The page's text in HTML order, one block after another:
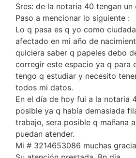
Sres: de la notaria 40 tengan un
Paso a mencionar lo siguiente :
Lo q pasa es q yo como
afectado en mi año de
quiciera saber q papeles debo
corregir este espacio ya q para
tengo q estudiar y necesito
todos mi datos.
En el día de hoy fui a la notaria
posible ya q había demasiada
trabajo, sera posible q mañana
puedan atender.
Mi # 3214653086 muchas